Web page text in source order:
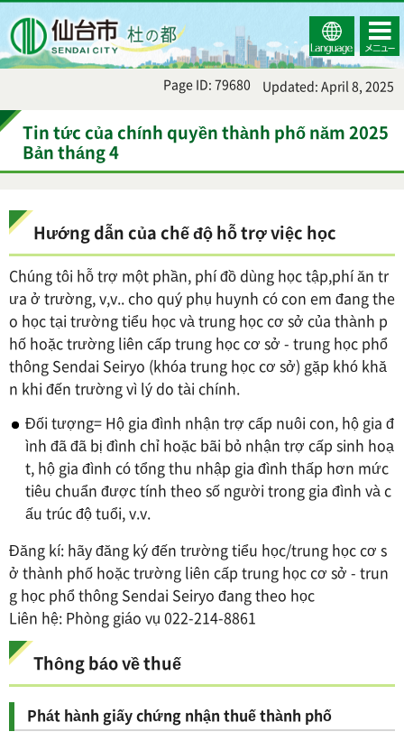
Select
Language
コンテ
ンツメ
ニュー
Page ID: 79680 Updated: April 8, 2025
Tin tức của chính quyền thành phố năm 2025
Bản tháng 4
Hướng dẫn của chế độ hỗ trợ việc học
Chúng tôi hỗ trợ một phần, phí đồ dùng học tập,phí ăn tr
ưa ở trường, v,v.. cho quý phụ huynh có con em đang the
o học tại trường tiểu học và trung học cơ sở của thành p
hố hoặc trường liên cấp trung học cơ sở - trung học phổ
thông Sendai Seiryo (khóa trung học cơ sở) gặp khó khă
n khi đến trường vì lý do tài chính.
Đối tượng= Hộ gia đình nhận trợ cấp nuôi con, hộ gia đ
ình đã đã bị đình chỉ hoặc bãi bỏ nhận trợ cấp sinh hoạ
t, hộ gia đình có tổng thu nhập gia đình thấp hơn mức
tiêu chuẩn được tính theo số người trong gia đình và c
ấu trúc độ tuổi, v.v.
Đăng kí: hãy đăng ký đến trường tiểu học/trung học cơ s
ở thành phố hoặc trường liên cấp trung học cơ sở - trun
g học phổ thông Sendai Seiryo đang theo học
Liên hệ: Phòng giáo vụ 022-214-8861
Thông báo về thuế
Phát hành giấy chứng nhận thuế thành phố